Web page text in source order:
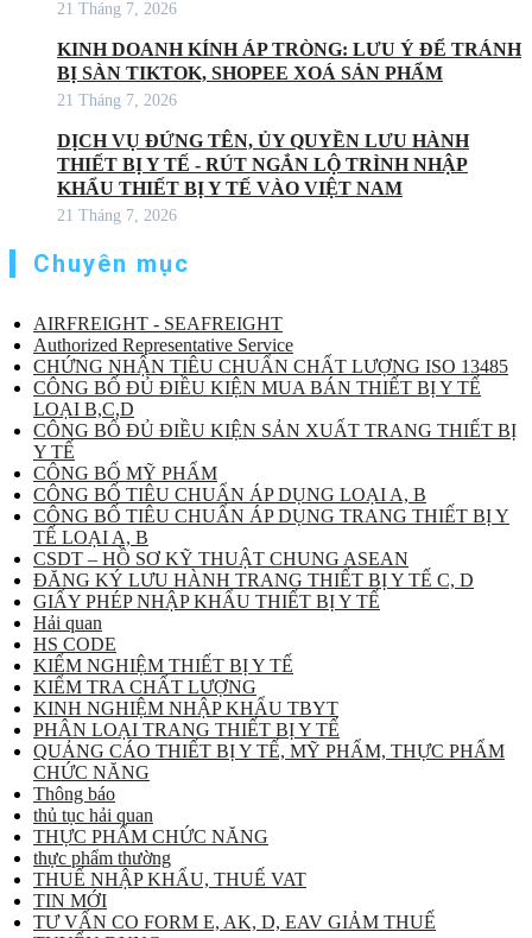
21 Tháng 7, 2026
KINH DOANH KÍNH ÁP TRÒNG: LƯU Ý ĐỂ TRÁNH
BỊ SÀN TIKTOK, SHOPEE XOÁ SẢN PHẨM
21 Tháng 7, 2026
DỊCH VỤ ĐỨNG TÊN, ỦY QUYỀN LƯU HÀNH
THIẾT BỊ Y TẾ - RÚT NGẮN LỘ TRÌNH NHẬP
KHẨU THIẾT BỊ Y TẾ VÀO VIỆT NAM
21 Tháng 7, 2026
Chuyên mục
AIRFREIGHT - SEAFREIGHT
Authorized Representative Service
CHỨNG NHẬN TIÊU CHUẨN CHẤT LƯỢNG ISO 13485
CÔNG BỐ ĐỦ ĐIỀU KIỆN MUA BÁN THIẾT BỊ Y TẾ
LOẠI B,C,D
CÔNG BỐ ĐỦ ĐIỀU KIỆN SẢN XUẤT TRANG THIẾT BỊ
Y TẾ
CÔNG BỐ MỸ PHẨM
CÔNG BỐ TIÊU CHUẨN ÁP DỤNG LOẠI A, B
CÔNG BỐ TIÊU CHUẨN ÁP DỤNG TRANG THIẾT BỊ Y
TẾ LOẠI A, B
CSDT – HỒ SƠ KỸ THUẬT CHUNG ASEAN
ĐĂNG KÝ LƯU HÀNH TRANG THIẾT BỊ Y TẾ C, D
GIẤY PHÉP NHẬP KHẨU THIẾT BỊ Y TẾ
Hải quan
HS CODE
KIỂM NGHIỆM THIẾT BỊ Y TẾ
KIỂM TRA CHẤT LƯỢNG
KINH NGHIỆM NHẬP KHẨU TBYT
PHÂN LOẠI TRANG THIẾT BỊ Y TẾ
QUẢNG CÁO THIẾT BỊ Y TẾ, MỸ PHẨM, THỰC PHẨM
CHỨC NĂNG
Thông báo
thủ tục hải quan
THỰC PHẨM CHỨC NĂNG
thực phẩm thường
THUẾ NHẬP KHẨU, THUẾ VAT
TIN MỚI
TƯ VẤN CO FORM E, AK, D, EAV GIẢM THUẾ